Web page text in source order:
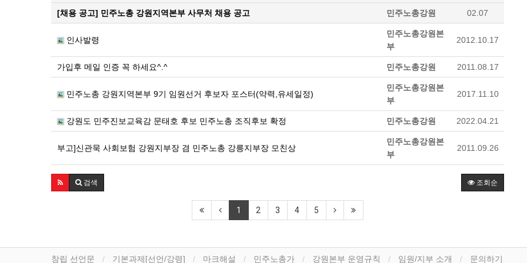
[채용 공고] 민주노총 강원지역본부 사무처 채용 공고 민주노총강원 02.07
인사발령
민주노총강원본
부
2012.10.17
가입후 메일 인증 꼭 하세요^.^ 민주노총강원 2011.08.17
민주노총 강원지역본부 9기 임원선거 후보자 포스터(약력,유세일정)
민주노총강원본
부
2017.11.10
강원도 민주진보교육감 문태호 후보 민주노총 조직후보 확정 민주노총강원 2022.04.21
부고]신관묵 사회보험 강원지부장 겸 민주노총 강릉지부장 모친상
민주노총강원본
부
2011.09.26
조회순
검색
1 2 3 4 5
창립 선언문 기본과제[선언/강령] 마크해설 민주노총가 강원본부 운영규칙 임원/지부 소개 문의하기